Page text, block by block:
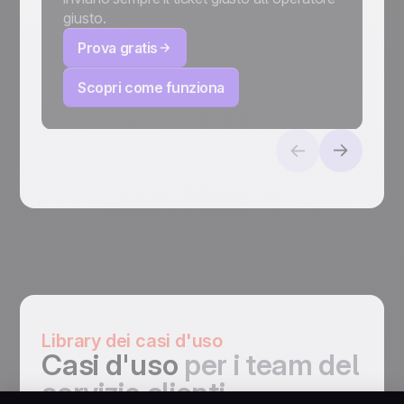
giusto.
Prova gratis
Scopri come funziona
Library dei casi d'uso
Casi d'uso per i team del
servizio clienti